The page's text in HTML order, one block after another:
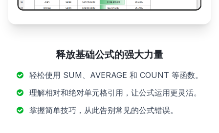
释放基础公式的强大力量
轻松使用 SUM、AVERAGE 和 COUNT 等函数。
理解相对和绝对单元格引用，让公式运用更灵活。
掌握简单技巧，从此告别常见的公式错误。